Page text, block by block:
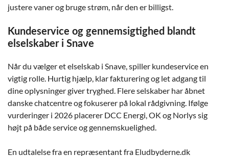
justere vaner og bruge strøm, når den er billigst.
Kundeservice og gennemsigtighed blandt
elselskaber i Snave
Når du vælger et elselskab i Snave, spiller kundeservice en
vigtig rolle. Hurtig hjælp, klar fakturering og let adgang til
dine oplysninger giver tryghed. Flere selskaber har åbnet
danske chatcentre og fokuserer på lokal rådgivning. Ifølge
vurderinger i 2026 placerer DCC Energi, OK og Norlys sig
højt på både service og gennemskuelighed.
En udtalelse fra en repræsentant fra Eludbyderne.dk